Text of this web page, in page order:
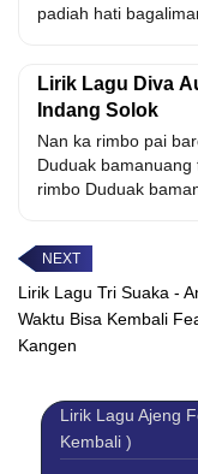
padiah hati
Lirik Lagu Diva
Indang Solok
Nan ka rimbo pai
Duduak bamanuang
rimbo Duduak
Lirik Lagu Tri Suaka -
Waktu Bisa Kembali
Kangen
Lirik Lagu Ajeng
Kembali )